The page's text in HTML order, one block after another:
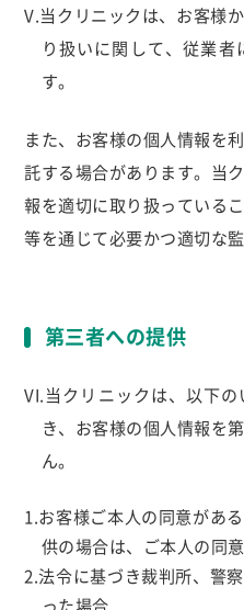
V.当クリニックは、お客様
り扱いに関して、従業
す。
また、お客様の個人情報を
託する場合があります。当
報を適切に取り扱っている
等を通じて必要かつ適切な
第三者への提供
VI.当クリニックは、以下
き、お客様の個人情報を
ん。
1.お客様ご本人の同意があ
供の場合は、ご本人の同
2.法令に基づき裁判所、警